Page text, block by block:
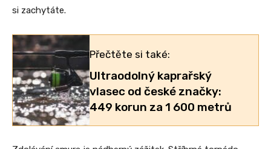
si zachytáte.
Přečtěte si také:
Ultraodolný kaprařský
vlasec od české značky:
449 korun za 1 600 metrů